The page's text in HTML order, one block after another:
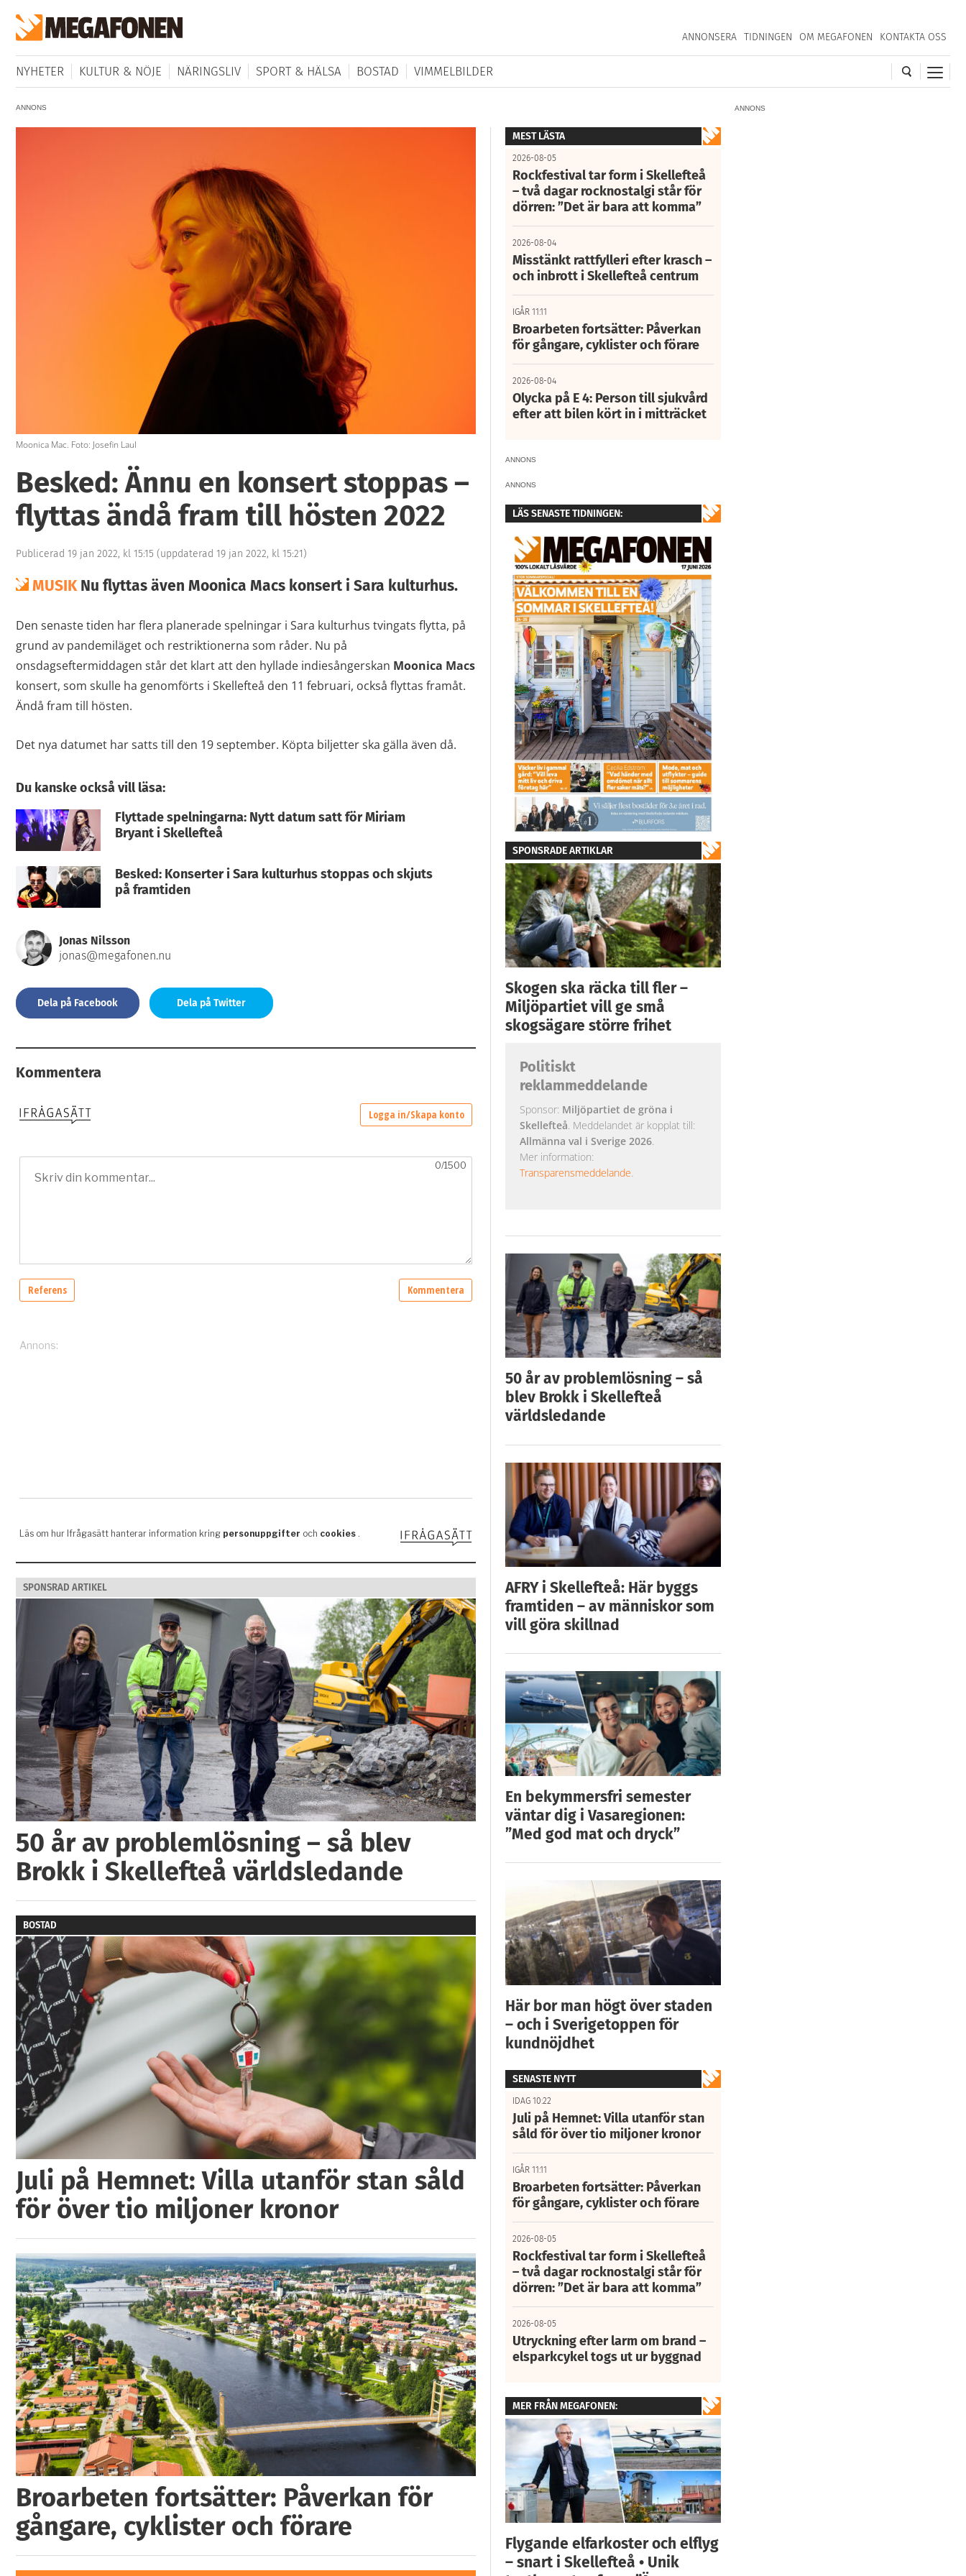
ANNONSERA TIDNINGEN OM MEGAFONEN KONTAKTA OSS
NYHETER KULTUR & NÖJE NÄRINGSLIV SPORT & HÄLSA BOSTAD VIMMELBILDER
ANNONS
ANNONS
Moonica Mac. Foto: Josefin Laul
Besked: Ännu en konsert stoppas –
flyttas ändå fram till hösten 2022
Publicerad 19 jan 2022, kl 15:15 (uppdaterad 19 jan 2022, kl 15:21)
MUSIKNu flyttas även Moonica Macs konsert i Sara kulturhus.
Den senaste tiden har flera planerade spelningar i Sara kulturhus tvingats flytta, på
grund av pandemiläget och restriktionerna som råder. Nu på
onsdagseftermiddagen står det klart att den hyllade indiesångerskan Moonica Macs
konsert, som skulle ha genomförts i Skellefteå den 11 februari, också flyttas framåt.
Ändå fram till hösten.
Det nya datumet har satts till den 19 september. Köpta biljetter ska gälla även då.
Du kanske också vill läsa:
Flyttade spelningarna: Nytt datum satt för Miriam
Bryant i Skellefteå
Besked: Konserter i Sara kulturhus stoppas och skjuts
på framtiden
Jonas Nilsson
jonas@megafonen.nu
Dela på Facebook Dela på Twitter
Kommentera
SPONSRAD ARTIKEL
50 år av problemlösning – så blev
Brokk i Skellefteå världsledande
BOSTAD
Juli på Hemnet: Villa utanför stan såld
för över tio miljoner kronor
Broarbeten fortsätter: Påverkan för
gångare, cyklister och förare
MEST LÄSTA
2026-08-05
Rockfestival tar form i Skellefteå
– två dagar rocknostalgi står för
dörren: ”Det är bara att komma”
2026-08-04
Misstänkt rattfylleri efter krasch –
och inbrott i Skellefteå centrum
IGÅR 11:11
Broarbeten fortsätter: Påverkan
för gångare, cyklister och förare
2026-08-04
Olycka på E 4: Person till sjukvård
efter att bilen kört in i mitträcket
ANNONS
ANNONS
LÄS SENASTE TIDNINGEN:
SPONSRADE ARTIKLAR
Skogen ska räcka till fler –
Miljöpartiet vill ge små
skogsägare större frihet
Politiskt
reklammeddelande
Sponsor: Miljöpartiet de gröna i
Skellefteå. Meddelandet är kopplat till:
Allmänna val i Sverige 2026.
Mer information:
Transparensmeddelande.
50 år av problemlösning – så
blev Brokk i Skellefteå
världsledande
AFRY i Skellefteå: Här byggs
framtiden – av människor som
vill göra skillnad
En bekymmersfri semester
väntar dig i Vasaregionen:
”Med god mat och dryck”
Här bor man högt över staden
– och i Sverigetoppen för
kundnöjdhet
SENASTE NYTT
IDAG 10:22
Juli på Hemnet: Villa utanför stan
såld för över tio miljoner kronor
IGÅR 11:11
Broarbeten fortsätter: Påverkan
för gångare, cyklister och förare
2026-08-05
Rockfestival tar form i Skellefteå
– två dagar rocknostalgi står för
dörren: ”Det är bara att komma”
2026-08-05
Utryckning efter larm om brand –
elsparkcykel togs ut ur byggnad
MER FRÅN MEGAFONEN:
Flygande elfarkoster och elflyg
– snart i Skellefteå • Unik